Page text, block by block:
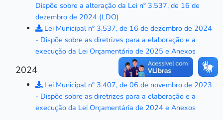
Dispõe sobre a alteração da Lei nº 3.537, de 16 de
dezembro de 2024 (LDO)
Lei Municipal nº 3.537, de 16 de dezembro de 2024
- Dispõe sobre as diretrizes para a elaboração e a
execução da Lei Orçamentária de 2025 e Anexos
2024
Lei Municipal nº 3.407, de 06 de novembro de 2023
- Dispõe sobre as diretrizes para a elaboração e a
execução da Lei Orçamentária de 2024 e Anexos